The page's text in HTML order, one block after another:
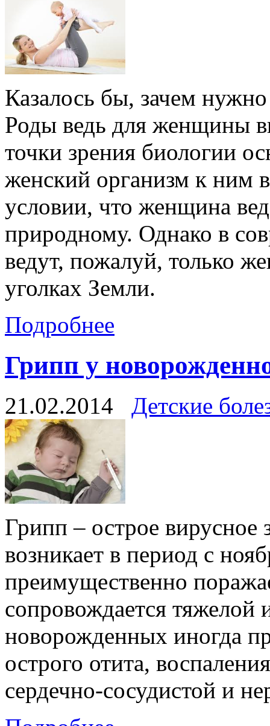
Казалось бы, зачем
Роды ведь для женщины
точки зрения биологии
женский организм к ним
условии, что женщина
природному. Однако в
ведут, пожалуй, только
уголках Земли.
Подробнее
Грипп у
21.02.2014 Детские
Грипп – острое вирусное
возникает в период с
преимущественно
сопровождается тяжелой
новорожденных иногда
острого отита,
сердечно-сосудистой и